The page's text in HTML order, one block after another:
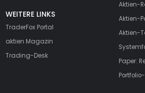
WEITERE LINKS
TraderFox Portal
aktien Magazin
Trading-Desk
Aktien-
Aktien-
Aktien-
Paper: